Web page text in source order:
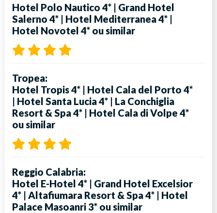
Hotel Polo Nautico 4* | Grand Hotel
Salerno 4* | Hotel Mediterranea 4* |
Hotel Novotel 4* ou similar
Tropea:
Hotel Tropis 4* | Hotel Cala del Porto 4*
| Hotel Santa Lucia 4* | La Conchiglia
Resort & Spa 4* | Hotel Cala di Volpe 4*
ou similar
Reggio Calabria:
Hotel E-Hotel 4* | Grand Hotel Excelsior
4* | Altafiumara Resort & Spa 4* | Hotel
Palace Masoanri 3* ou similar